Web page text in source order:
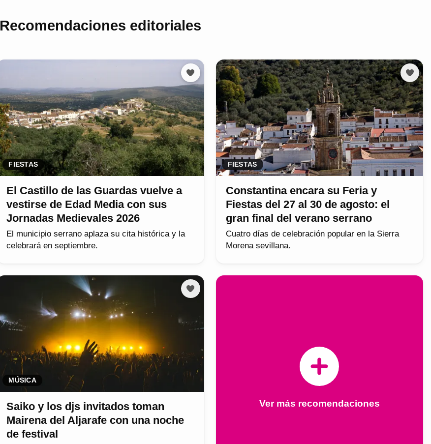
Recomendaciones editoriales
FIESTAS
El Castillo de las Guardas vuelve a
vestirse de Edad Media con sus
Jornadas Medievales 2026
El municipio serrano aplaza su cita histórica y la
celebrará en septiembre.
FIESTAS
Constantina encara su Feria y
Fiestas del 27 al 30 de agosto: el
gran final del verano serrano
Cuatro días de celebración popular en la Sierra
Morena sevillana.
MÚSICA
Saiko y los djs invitados toman
Mairena del Aljarafe con una noche
de festival
Ver más recomendaciones